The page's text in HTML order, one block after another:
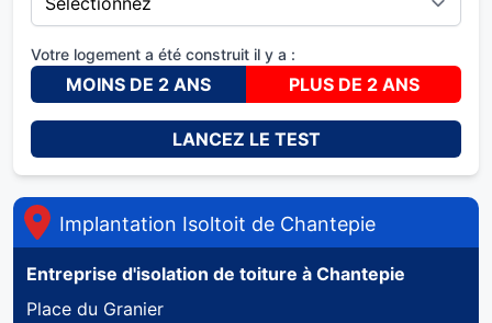
Votre logement a été construit il y a :
MOINS DE 2 ANS PLUS DE 2 ANS
LANCEZ LE TEST
Implantation Isoltoit de Chantepie
Entreprise d'isolation de toiture à Chantepie
Place du Granier